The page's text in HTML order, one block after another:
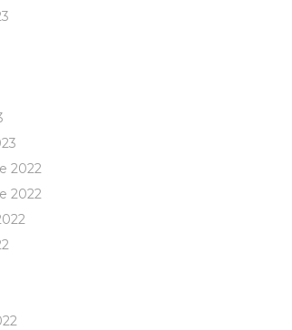
2022
2022